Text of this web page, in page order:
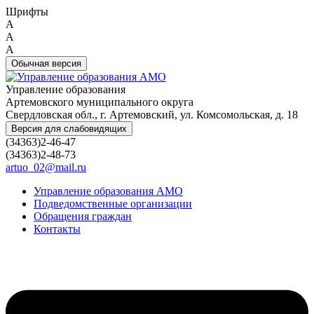
Шрифты
A
A
A
Обычная версия
Управление образования
Артемовского муниципального округа
Свердловская обл., г. Артемовский, ул. Комсомольская, д. 18
Версия для слабовидящих
(34363)2-46-47
(34363)2-48-73
artuo_02@mail.ru
Управление образования АМО
Подведомственные организации
Обращения граждан
Контакты